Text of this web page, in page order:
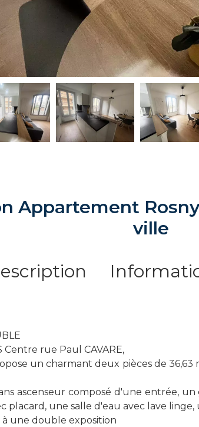
Appartement
ville
Centre rue Paul CAVARE,
un charmant deux pièces de
ascenseur composé d'une entrée,
placard, une salle d'eau avec lave
une double exposition